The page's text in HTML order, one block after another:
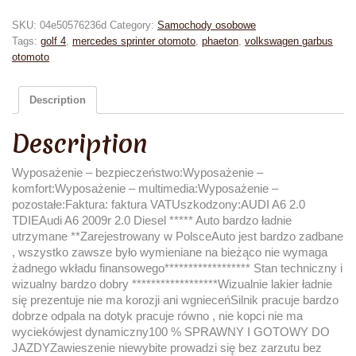
SKU: 04e50576236d Category: Samochody osobowe
Tags: golf 4, mercedes sprinter otomoto, phaeton, volkswagen garbus
otomoto
Description
Description
Wyposażenie – bezpieczeństwo:Wyposażenie –
komfort:Wyposażenie – multimedia:Wyposażenie –
pozostałe:Faktura: faktura VATUszkodzony:AUDI A6 2.0
TDIEAudi A6 2009r 2.0 Diesel ***** Auto bardzo ładnie
utrzymane **Zarejestrowany w PolsceAuto jest bardzo zadbane
, wszystko zawsze było wymieniane na bieżąco nie wymaga
żadnego wkładu finansowego****************** Stan techniczny i
wizualny bardzo dobry ******************Wizualnie lakier ładnie
się prezentuje nie ma korozji ani wgnieceńSilnik pracuje bardzo
dobrze odpala na dotyk pracuje równo , nie kopci nie ma
wyciekówjest dynamiczny100 % SPRAWNY I GOTOWY DO
JAZDYZawieszenie niewybite prowadzi się bez zarzutu bez